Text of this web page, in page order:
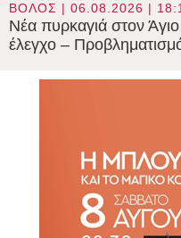
ΒΟΛΟΣ | 06.08.2026 |
Νέα πυρκαγιά στον
έλεγχο –